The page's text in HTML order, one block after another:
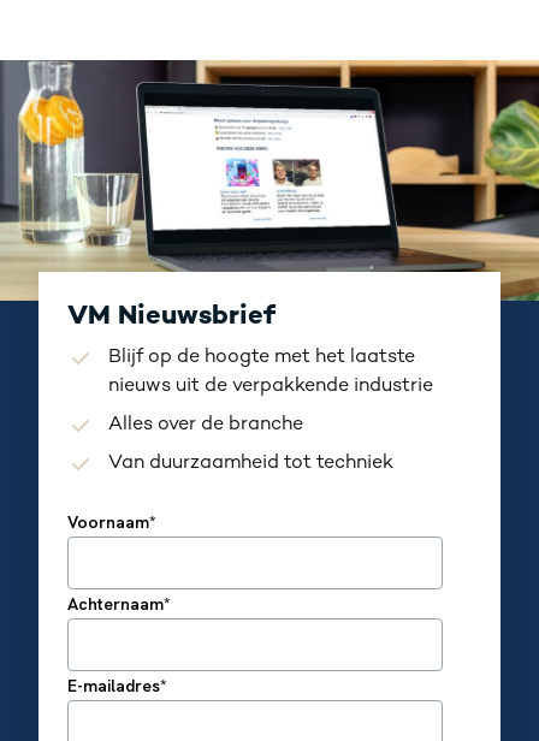
VM Nieuwsbrief
Blijf op de hoogte met het laatste
nieuws uit de verpakkende industrie
Alles over de branche
Van duurzaamheid tot techniek
Voornaam*
Achternaam*
E-mailadres*